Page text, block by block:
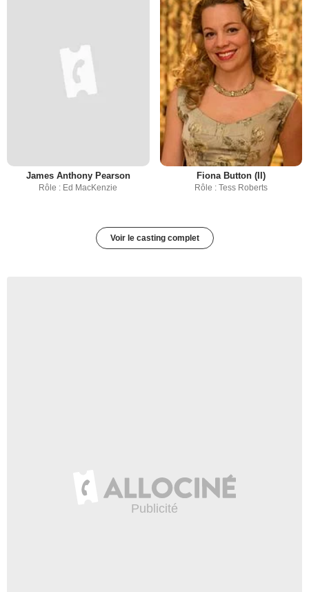
James Anthony Pearson
Rôle : Ed MacKenzie
Fiona Button (II)
Rôle : Tess Roberts
Voir le casting complet